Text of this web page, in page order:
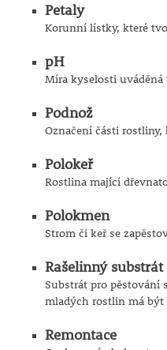
Petaly
Korunní lístky, které
pH
Míra kyselosti
Podnož
Označení části
Polokeř
Rostlina mající
Polokmen
Strom či keř se
Rašelinný substrát
Substrát pro
mladých rostlin má
Remontace